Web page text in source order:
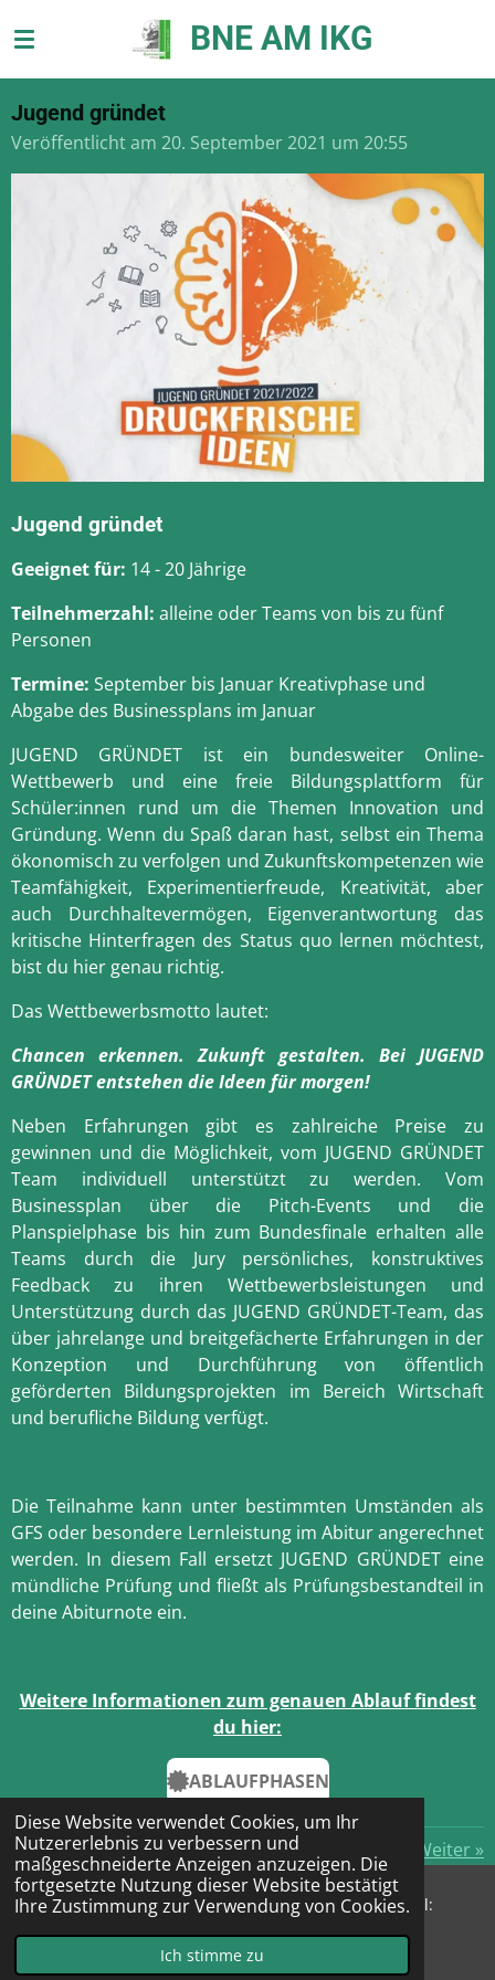
Diese Website verwendet Cookies, um Ihr
Nutzererlebnis zu verbessern und
maßgeschneiderte Anzeigen anzuzeigen. Die
fortgesetzte Nutzung dieser Website bestätigt
Ihre Zustimmung zur Verwendung von Cookies.
Ich stimme zu
Hauptinhalt
springen
BNE AM IKG
Jugend gründet
Veröffentlicht am 20. September 2021 um 20:55
Jugend gründet
Geeignet für: 14 - 20 Jährige
Teilnehmerzahl: alleine oder Teams von bis zu fünf
Personen
Termine: September bis Januar Kreativphase und
Abgabe des Businessplans im Januar
JUGEND GRÜNDET ist ein bundesweiter Online-
Wettbewerb und eine freie Bildungsplattform für
Schüler:innen rund um die Themen Innovation und
Gründung. Wenn du Spaß daran hast, selbst ein Thema
ökonomisch zu verfolgen und Zukunftskompetenzen wie
Teamfähigkeit, Experimentierfreude, Kreativität, aber
auch Durchhaltevermögen, Eigenverantwortung das
kritische Hinterfragen des Status quo lernen möchtest,
bist du hier genau richtig.
Das Wettbewerbsmotto lautet:
Chancen erkennen. Zukunft gestalten. Bei JUGEND
GRÜNDET entstehen die Ideen für morgen!
Neben Erfahrungen gibt es zahlreiche Preise zu
gewinnen und die Möglichkeit, vom JUGEND GRÜNDET
Team individuell unterstützt zu werden. Vom
Businessplan über die Pitch-Events und die
Planspielphase bis hin zum Bundesfinale erhalten alle
Teams durch die Jury persönliches, konstruktives
Feedback zu ihren Wettbewerbsleistungen und
Unterstützung durch das JUGEND GRÜNDET-Team, das
über jahrelange und breitgefächerte Erfahrungen in der
Konzeption und Durchführung von öffentlich
geförderten Bildungsprojekten im Bereich Wirtschaft
und berufliche Bildung verfügt.
Die Teilnahme kann unter bestimmten Umständen als
GFS oder besondere Lernleistung im Abitur angerechnet
werden. In diesem Fall ersetzt JUGEND GRÜNDET eine
mündliche Prüfung und fließt als Prüfungsbestandteil in
deine Abiturnote ein.
Weitere Informationen zum genauen Ablauf findest
du hier:
ABLAUFPHASEN
«Zurück Weiter »
© 2021 bne-am-ikg; Kontakt: Katharina Kaltenbach (Mail:
Webador